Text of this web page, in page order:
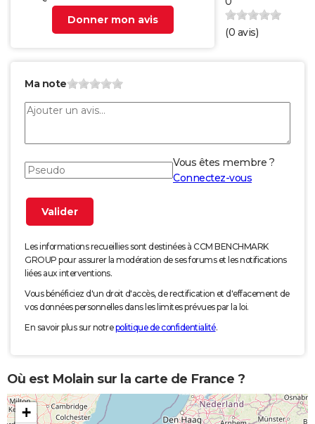
Donner mon avis
(0 avis)
Ma note
Vous êtes membre ?
Connectez-vous
Les informations recueillies sont destinées à CCM BENCHMARK
GROUP pour assurer la modération de ses forums et les notifications
liées aux interventions.
Vous bénéficiez d'un droit d'accès, de rectification et d'effacement de
vos données personnelles dans les limites prévues par la loi.
En savoir plus sur notrepolitique de confidentialité.
Où est Molain sur la carte de France ?
+